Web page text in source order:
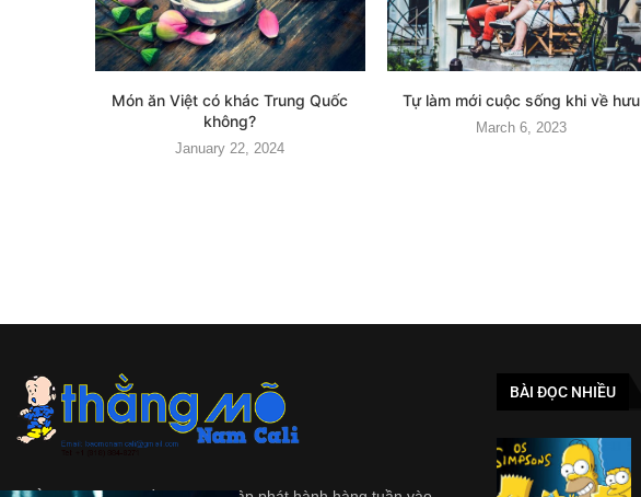
Món ăn Việt có khác Trung Quốc
không?
January 22, 2024
Tự làm mới cuộc sống khi về hưu
March 6, 2023
BÀI ĐỌC NHIỀU